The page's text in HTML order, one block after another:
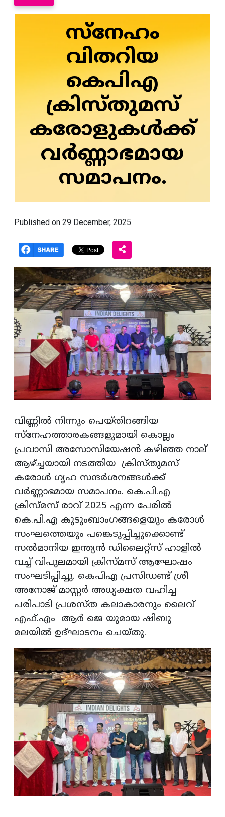
സ്‌നേഹം
വിതറിയ
കെപിഎ
ക്രിസ്തുമസ്
കരോളുകള്‍ക്ക്
വര്‍ണ്ണാഭമായ
സമാപനം.
Published on 29 December, 2025
വിണ്ണില്‍ നിന്നും പെയ്തിറങ്ങിയ
സ്‌നേഹത്താരകങ്ങളുമായി കൊല്ലം
പ്രവാസി അസോസിയേഷന്‍ കഴിഞ്ഞ നാല്
ആഴ്ച്ചയായി നടത്തിയ ക്രിസ്തുമസ്
കരോള്‍ ഗൃഹ സന്ദര്‍ശനങ്ങള്‍ക്ക്
വര്‍ണ്ണാഭമായ സമാപനം. കെ.പി.എ
ക്രിസ്മസ് രാവ് 2025 എന്ന പേരില്‍
കെ.പി.എ കുടുംബാംഗങ്ങളെയും കരോള്‍
സംഘത്തെയും പങ്കെടുപ്പിച്ചുക്കൊണ്ട്
സല്‍മാനിയ ഇന്ത്യന്‍ ഡിലൈറ്റ്‌സ് ഹാളില്‍
വച്ച് വിപുലമായി ക്രിസ്മസ് ആഘോഷം
സംഘടിപ്പിച്ചു. കെപിഎ പ്രസിഡണ്ട് ശ്രീ
അനോജ് മാസ്റ്റര്‍ അധ്യക്ഷത വഹിച്ച
പരിപാടി പ്രശസ്ത കലാകാരനും ലൈവ്
എഫ്.എം ആര്‍ ജെ യുമായ ഷിബു
മലയില്‍ ഉദ്ഘാടനം ചെയ്തു.